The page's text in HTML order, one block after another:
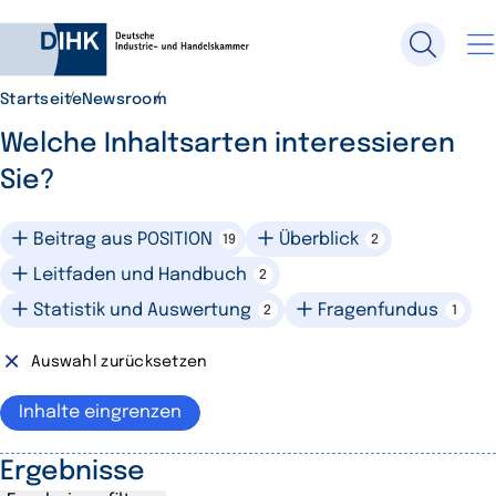
Durchsuchen Sie DIHK.de
StartseiteNewsroom
Welche Inhaltsarten interessieren
Sie?
Beitrag aus POSITION 19 Überblick 2
Leitfaden und Handbuch 2
Statistik und Auswertung 2 Fragenfundus 1
Auswahl zurücksetzen
Inhalte eingrenzen
Ergebnisse